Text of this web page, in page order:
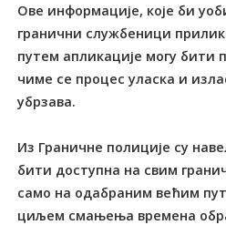
Ове информације, које би
гранични службеници
путем апликације могу бити
чиме се процес уласка и
убрзава.
Из Граничне полиције су
бити доступна на свим
само на одабраним већим
циљем смањења времена